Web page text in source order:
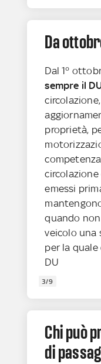
Da
Dal 1°
sempre il
proprietà,
emessi
quando
veicolo una
per la
DU
3/9
Chi può
di